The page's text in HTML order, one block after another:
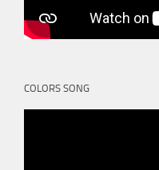
COLORS SONG